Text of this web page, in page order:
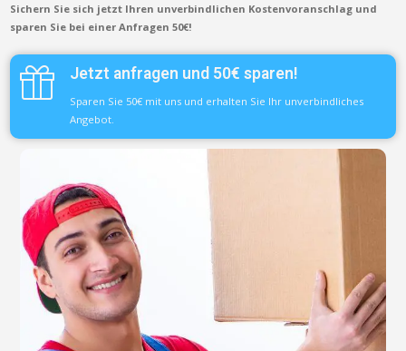
Sichern Sie sich jetzt Ihren unverbindlichen Kostenvoranschlag und
sparen Sie bei einer Anfragen 50€!
Jetzt anfragen und 50€ sparen!
Sparen Sie 50€ mit uns und erhalten Sie Ihr unverbindliches
Angebot.